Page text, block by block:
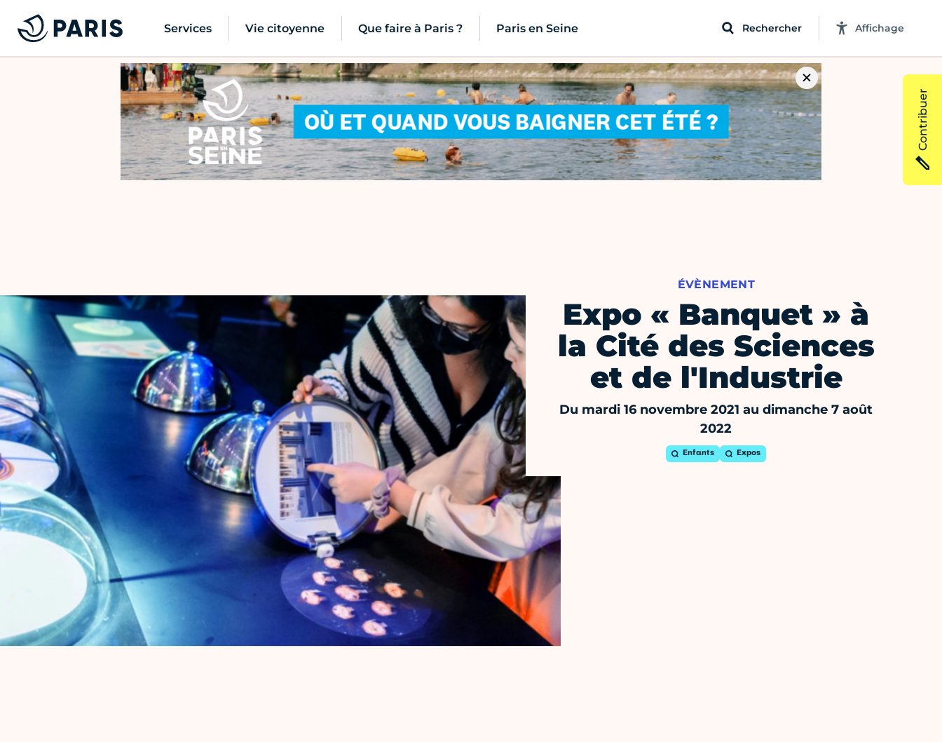
Services Vie citoyenne Que faire à Paris ? Paris en Seine Rechercher Affichage
ÉVÈNEMENT
Expo « Banquet » à
la Cité des Sciences
et de l'Industrie
Du mardi 16 novembre 2021 au dimanche 7 août
2022
Enfants Expos
Contribuer